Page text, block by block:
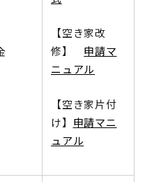
【空き家改
修】 申請マ
ニュアル
【空き家片付
け】 申請マニ
ュアル